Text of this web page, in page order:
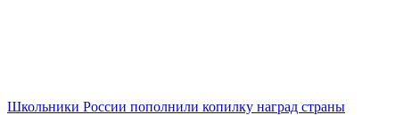
Школьники России пополнили копилку наград страны